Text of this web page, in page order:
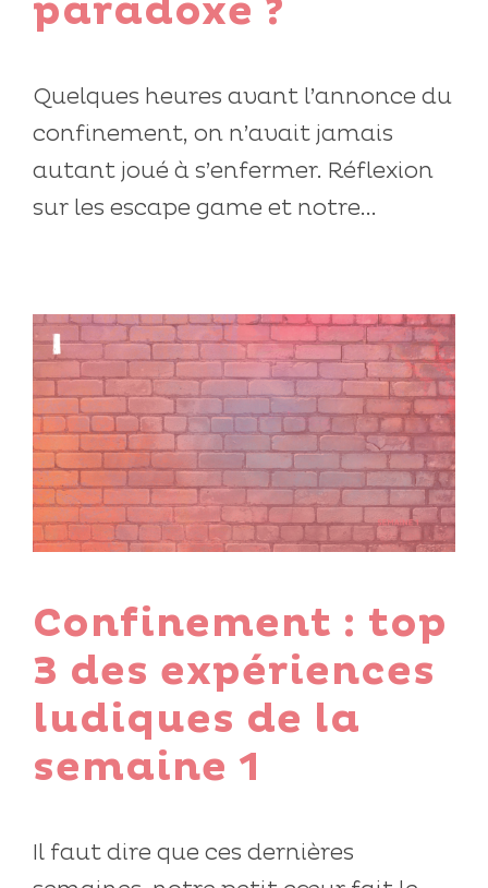
paradoxe ?
Quelques heures avant l’annonce du
confinement, on n’avait jamais
autant joué à s’enfermer. Réflexion
sur les escape game et notre...
Confinement : top
3 des expériences
ludiques de la
semaine 1
Il faut dire que ces dernières